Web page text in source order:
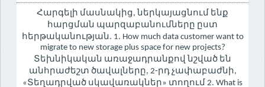
Հարգելի մասնակից, ներկայացնում ենք
հարցման պարզաբանումները ըստ
հերթականության. 1. How much data customer want to
migrate to new storage plus space for new projects?
Տեխնիկական առաջադրանքով նշված են
անհրաժեշտ ծավալները, 2-րդ չափաբաժնի,
«Տեղադրված սկավառակներ» տողում 2. What is